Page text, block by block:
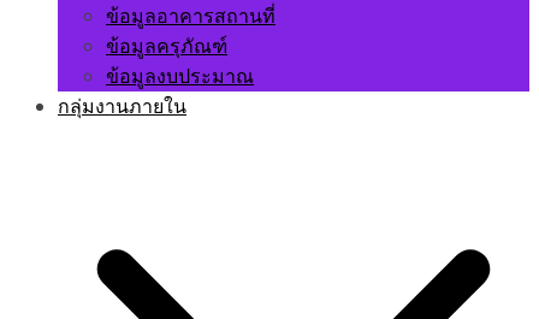
ข้อมูลอาคารสถานที่
ข้อมูลครุภัณฑ์
ข้อมูลงบประมาณ
กลุ่มงานภายใน